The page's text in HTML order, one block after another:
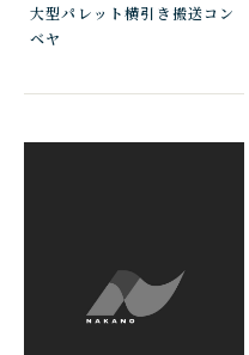
大型パレット横引き搬送コン
ベヤ